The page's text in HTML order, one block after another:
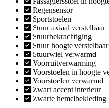
Regensensor
Sportstoelen
Stuur axiaal verstelbaar
Stuurbekrachtiging
Stuur hoogte verstelbaar
Stuurwiel verwarmd
Voorruitverwarming
Voorstoelen in hoogte
Voorstoelen verwarmd
Zwart accent interieur
Zwarte hemelbekleding